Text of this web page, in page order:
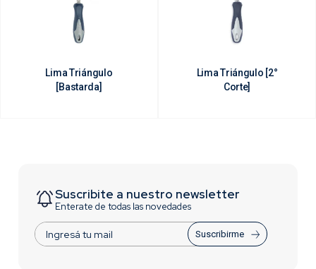
Lima Triángulo
[Bastarda]
Lima Triángulo [2°
Corte]
Suscribite a nuestro newsletter
Enterate de todas las novedades
Suscribirme